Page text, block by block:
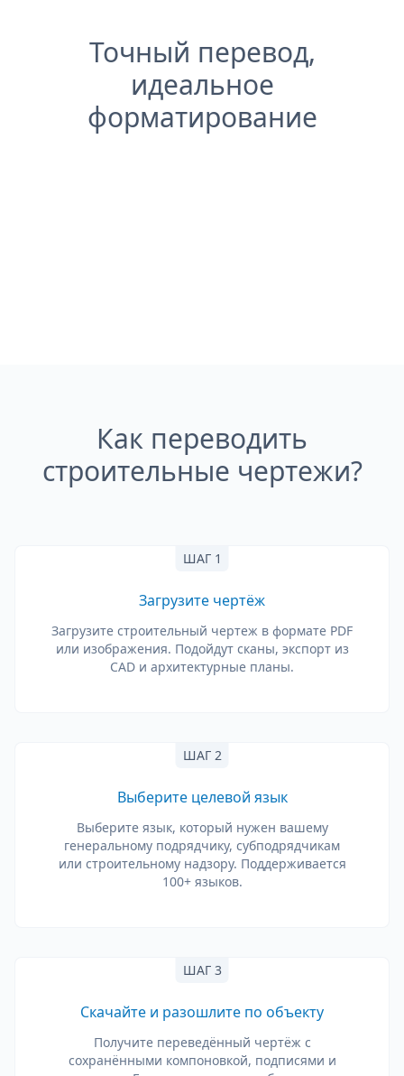
Точный перевод,
идеальное
форматирование
Как переводить
строительные чертежи?
ШАГ 1
Загрузите чертёж
Загрузите строительный чертеж в формате PDF
или изображения. Подойдут сканы, экспорт из
CAD и архитектурные планы.
ШАГ 2
Выберите целевой язык
Выберите язык, который нужен вашему
генеральному подрядчику, субподрядчикам
или строительному надзору. Поддерживается
100+ языков.
ШАГ 3
Скачайте и разошлите по объекту
Получите переведённый чертёж с
сохранёнными компоновкой, подписями и